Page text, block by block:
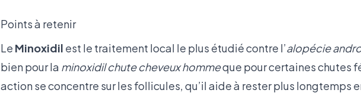
Points à retenir
Le Minoxidil est le traitement local le plus étudié contre l’alopécie
bien pour la minoxidil chute cheveux hommeque pour certaines chutes
action se concentre sur les follicules, qu’il aide à rester plus longtemps